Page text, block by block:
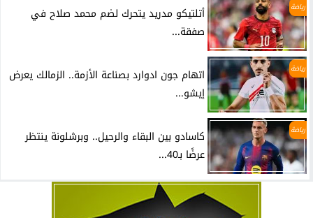
رياضة
أتلتيكو مدريد يتحرك لضم محمد صلاح في
صفقة...
رياضة
اتهام جون ادوارد بصناعة الأزمة.. الزمالك يعرض
إيشو...
رياضة
كاسادو بين البقاء والرحيل.. وبرشلونة ينتظر
عرضًا بـ40...